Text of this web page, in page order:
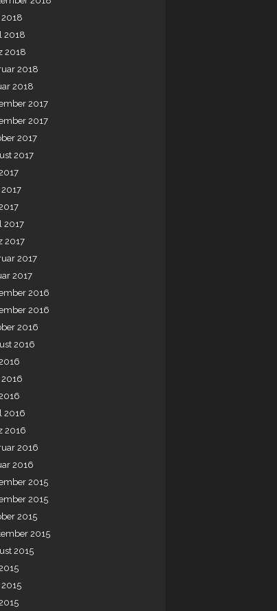
2018
2018
2018
2018
2017
2017
2017
2017
2017
2017
2017
2017
2016
2016
2016
2016
2016
2016
2016
2016
2015
2015
2015
2015
2015